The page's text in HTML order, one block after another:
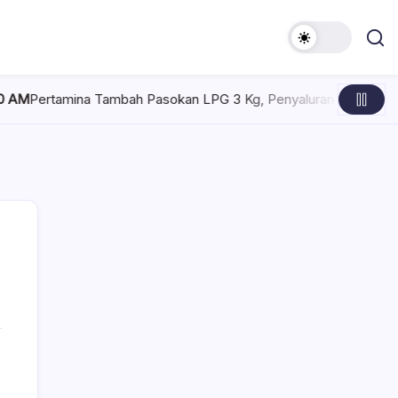
Tambah Pasokan LPG 3 Kg, Penyaluran di Sulawesi Selatan